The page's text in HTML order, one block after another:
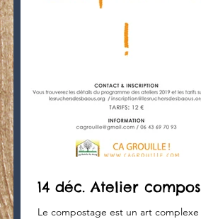
14 déc. Atelier
Le compostage est un art